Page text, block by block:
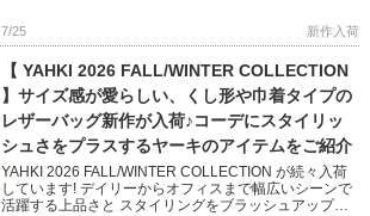
のしく […]
7/25 新作入荷
【 YAHKI 2026 FALL/WINTER COLLECTION
】サイズ感が愛らしい、くし形や巾着タイプの
レザーバッグ新作が入荷♪コーデにスタイリッ
シュさをプラスするヤーキのアイテムをご紹介
YAHKI 2026 FALL/WINTER COLLECTION が続々入荷
しています! デイリーからオフィスまで幅広いシーンで
活躍する上品さと スタイリングをブラッシュアップし